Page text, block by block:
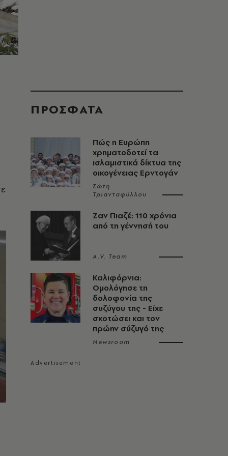
ΠΡΟΣΦΑΤΑ
Πώς η Ευρώπη
χρηματοδοτεί τα
ισλαμιστικά δίκτυα της
οικογένειας Ερντογάν
Σώτη
Τριανταφύλλου
Ζαν Πιαζέ: 110 χρόνια
από τη γέννησή του
A.V. Team
Καλιφόρνια:
Ομολόγησε τη
δολοφονία της
συζύγου της - Είχε
σκοτώσει και τον
πρώην σύζυγό της
Newsroom